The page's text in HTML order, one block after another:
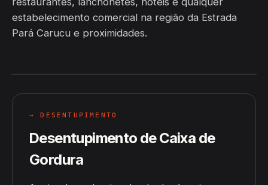
estabelecimento comercial na região da Estrada
Pará Carucu e proximidades.
→ DESENTUPIMENTO
Desentupimento de Caixa de
Gordura